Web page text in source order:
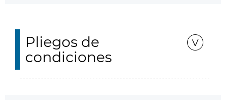
Pliegos de
condiciones